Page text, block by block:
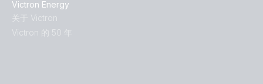
Victron Energy
关于 Victron
Victron 的 50 年